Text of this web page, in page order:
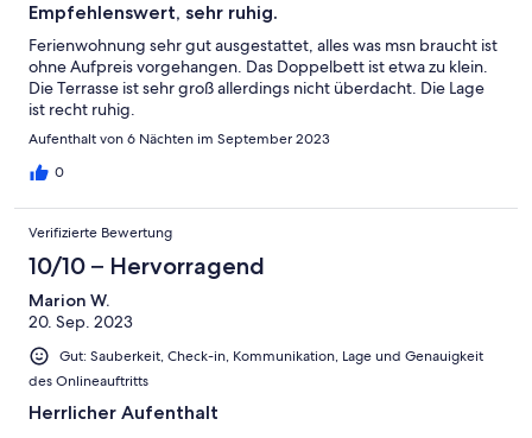
Empfehlenswert, sehr ruhig.
Ferienwohnung sehr gut ausgestattet, alles was msn braucht ist
ohne Aufpreis vorgehangen. Das Doppelbett ist etwa zu klein.
Die Terrasse ist sehr groß allerdings nicht überdacht. Die Lage
ist recht ruhig.
Aufenthalt von 6 Nächten im September 2023
0
Verifizierte Bewertung
10/10 – Hervorragend
Marion W.
20. Sep. 2023
Gut: Sauberkeit, Check-in, Kommunikation, Lage und Genauigkeit
des Onlineauftritts
Herrlicher Aufenthalt